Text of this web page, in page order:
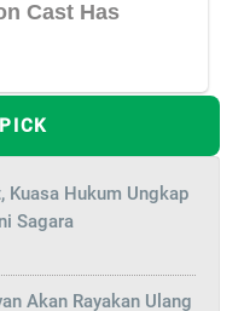
Kuasa Hukum Ungkap
Sagara
Akan Rayakan Ulang